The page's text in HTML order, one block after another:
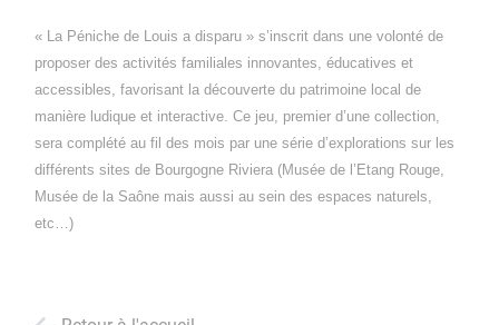
« La Péniche de Louis a disparu » s’inscrit dans une volonté de
proposer des activités familiales innovantes, éducatives et
accessibles, favorisant la découverte du patrimoine local de
manière ludique et interactive. Ce jeu, premier d’une collection,
sera complété au fil des mois par une série d’explorations sur les
différents sites de Bourgogne Riviera (Musée de l’Etang Rouge,
Musée de la Saône mais aussi au sein des espaces naturels,
etc…)